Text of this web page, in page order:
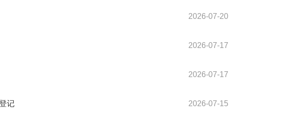
2026-07-20
2026-07-17
2026-07-17
记 2026-07-15